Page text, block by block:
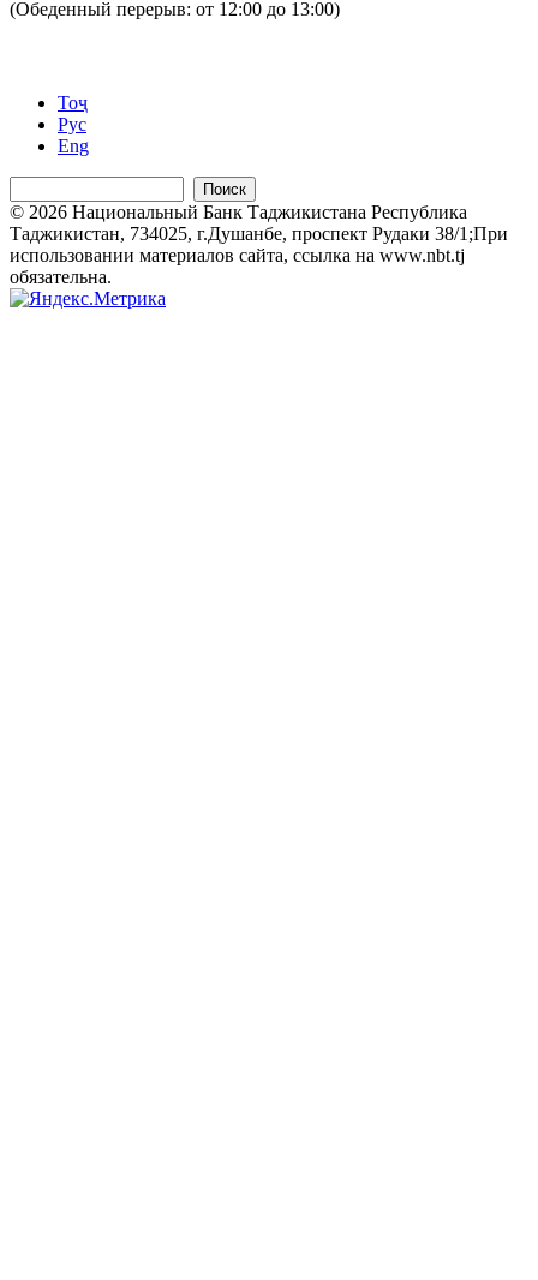
(Обеденный перерыв: от 12:00 до 13:00)
Тоҷ
Рус
Eng
Поиск
© 2026 Национальный Банк Таджикистана Республика
Таджикистан, 734025, г.Душанбе, проспект Рудаки 38/1;При
использовании материалов сайта, ссылка на www.nbt.tj
обязательна.